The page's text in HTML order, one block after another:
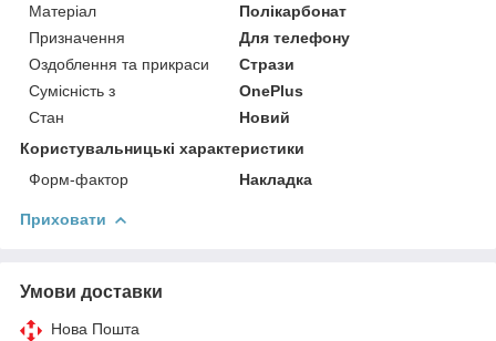
Матеріал
Полікарбонат
Призначення
Для телефону
Оздоблення та прикраси
Стрази
Сумісність з
OnePlus
Стан
Новий
Користувальницькі характеристики
Форм-фактор
Накладка
Приховати
Умови доставки
Нова Пошта